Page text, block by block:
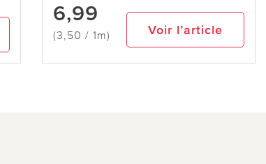
6,99
(3,50 / 1m) Voir l’article